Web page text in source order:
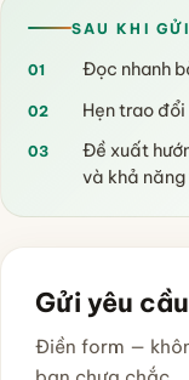
SAU KHI
01 Đọc nhanh
02 Hẹn trao
03
Đề xuất
và khả năng
Gửi yêu
Điền form —